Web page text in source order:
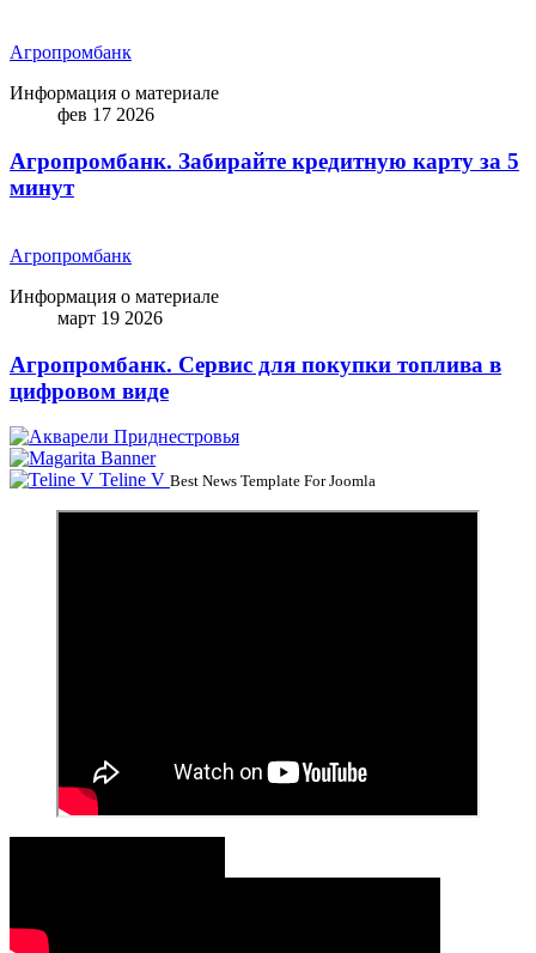
Агропромбанк
Информация о материале
фев 17 2026
Агропромбанк. Забирайте кредитную карту за 5
минут
Агропромбанк
Информация о материале
март 19 2026
Агропромбанк. Сервис для покупки топлива в
цифровом виде
Teline V Best News Template For Joomla